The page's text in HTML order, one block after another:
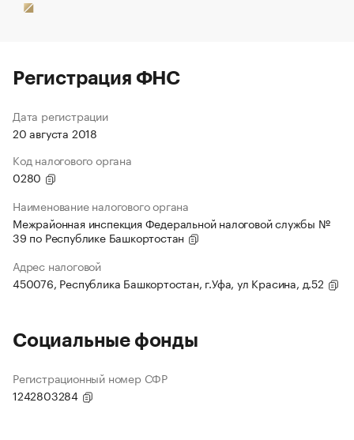
Регистрация ФНС
Дата регистрации
20 августа 2018
Код налогового органа
0280
Наименование налогового органа
Межрайонная инспекция Федеральной налоговой службы №
39 по Республике Башкортостан
Адрес налоговой
450076, Республика Башкортостан, г.Уфа, ул Красина, д.52
Социальные фонды
Регистрационный номер СФР
1242803284